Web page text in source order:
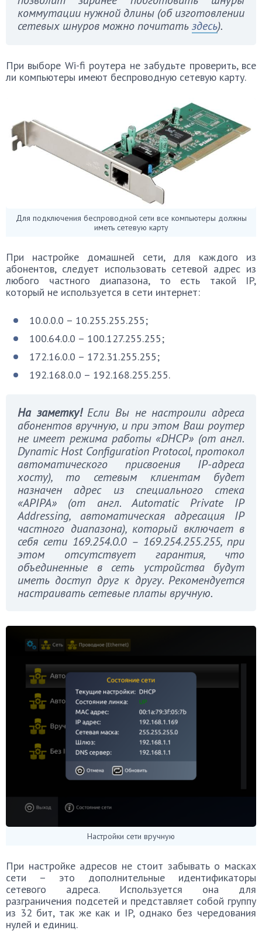
коммутации нужной длины (об изготовлении
сетевых шнуров можно почитатьздесь).
При выборе Wi-fi роутера не забудьте проверить, все
ли компьютеры имеют беспроводную сетевую карту.
Для подключения беспроводной сети все компьютеры должны
иметь сетевую карту
При настройке домашней сети, для каждого из
абонентов, следует использовать сетевой адрес из
любого частного диапазона, то есть такой IP,
который не используется в сети интернет:
10.0.0.0 – 10.255.255.255;
100.64.0.0 – 100.127.255.255;
172.16.0.0 – 172.31.255.255;
192.168.0.0 – 192.168.255.255.
На заметку!Если Вы не настроили адреса
абонентов вручную, и при этом Ваш роутер
не имеет режима работы «DHCP» (от англ.
Dynamic Host Configuration Protocol, протокол
автоматического присвоения IP-адреса
хосту), то сетевым клиентам будет
назначен адрес из специального стека
«APIPA» (от англ.Automatic Private IP
Addressing, автоматическая адресация IP
частного диапазона), который включает в
себя сети 169.254.0.0 – 169.254.255.255, при
этом отсутствует гарантия, что
объединенные в сеть устройства будут
иметь доступ друг к другу. Рекомендуется
настраивать сетевые платы вручную.
Настройки сети вручную
При настройке адресов не стоит забывать о масках
сети – это дополнительные идентификаторы
сетевого адреса. Используется она для
разграничения подсетей и представляет собой группу
из 32 бит, так же как и IP, однако без чередования
нулей и единиц.